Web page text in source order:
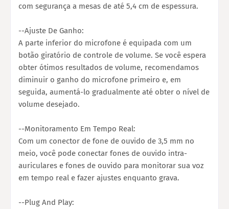
com segurança a mesas de até 5,4 cm de espessura.
--Ajuste De Ganho:
A parte inferior do microfone é equipada com um
botão giratório de controle de volume. Se você espera
obter ótimos resultados de volume, recomendamos
diminuir o ganho do microfone primeiro e, em
seguida, aumentá-lo gradualmente até obter o nível de
volume desejado.
--Monitoramento Em Tempo Real:
Com um conector de fone de ouvido de 3,5 mm no
meio, você pode conectar fones de ouvido intra-
auriculares e fones de ouvido para monitorar sua voz
em tempo real e fazer ajustes enquanto grava.
--Plug And Play: